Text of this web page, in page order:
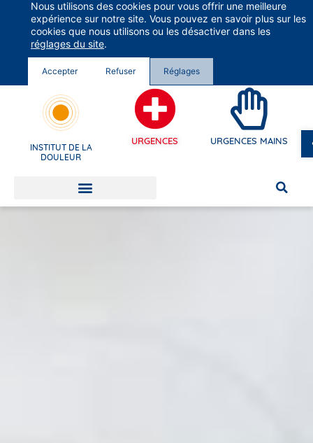
Groupe Vivalto Santé
Entre nous, la vie
INSTITUT DE LA
DOULEUR
URGENCES URGENCES MAINS
Nous utilisons des cookies pour vous offrir une meilleure
expérience sur notre site. Vous pouvez en savoir plus sur les
cookies que nous utilisons ou les désactiver dans les
réglages du site.
Accepter Refuser Réglages